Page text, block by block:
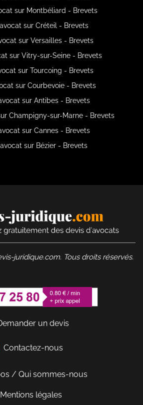
sur Montbéliard - Brevets
sur Créteil - Brevets
sur Versailles - Brevets
sur Vitry-sur-Seine - Brevets
sur Tourcoing - Brevets
sur Courbevoie - Brevets
sur Antibes - Brevets
Champigny-sur-Marne - Brevets
sur Cannes - Brevets
sur Bézier - Brevets
juridique.com. Tous droits réservés.
un devis
Contactez-nous
/ Qui sommes-nous
Mentions légales